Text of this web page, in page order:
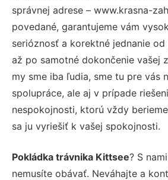
správnej adrese – www.krasna-
povedané, garantujeme vám
serióznosť a korektné jednanie
až po samotné dokončenie vašej
my sme iba ľudia, sme tu pre vás
spolupráce, ale aj v prípade
nespokojnosti, ktorú vždy
sa ju vyriešiť k vašej spokojnosti.
Pokládka trávnika Kittsee? S
nemusíte obávať. Neváhajte a